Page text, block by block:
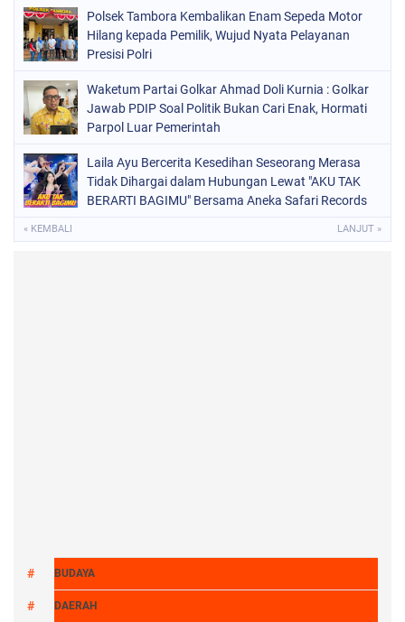
Polsek Tambora Kembalikan Enam Sepeda Motor
Hilang kepada Pemilik, Wujud Nyata Pelayanan
Presisi Polri
Waketum Partai Golkar Ahmad Doli Kurnia : Golkar
Jawab PDIP Soal Politik Bukan Cari Enak, Hormati
Parpol Luar Pemerintah
Laila Ayu Bercerita Kesedihan Seseorang Merasa
Tidak Dihargai dalam Hubungan Lewat "AKU TAK
BERARTI BAGIMU" Bersama Aneka Safari Records
« KEMBALI LANJUT »
BUDAYA
DAERAH